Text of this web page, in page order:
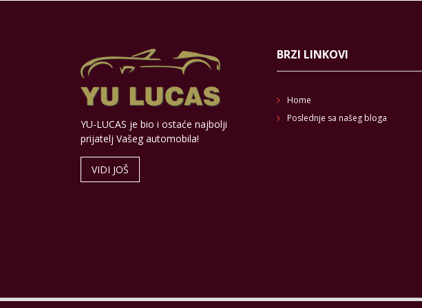
YU-LUCAS je bio i ostaće najbolji
prijatelj Vašeg automobila!
VIDI JOŠ
BRZI LINKOVI
Home
Poslednje sa našeg bloga